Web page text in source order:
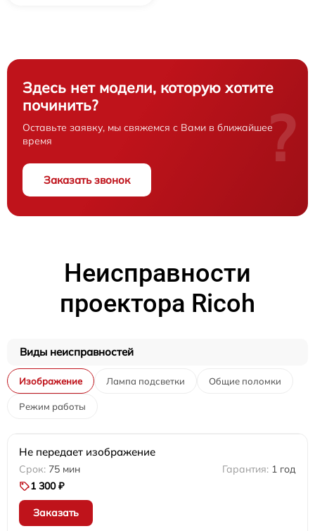
Здесь нет модели, которую хотите
починить?
Оставьте заявку, мы свяжемся с Вами в ближайшее
время
Заказать звонок
?
Неисправности
проектора Ricoh
Виды неисправностей
Изображение Лампа подсветки Общие поломки
Режим работы
Не передает изображение
75 мин
1 год
1 300 ₽
Заказать